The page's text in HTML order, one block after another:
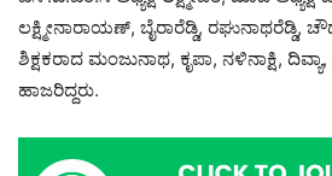
ಲಕ್ಷ್ಮೀನಾರಾಯಣ್, ಬೈರಾರೆಡ್ಡಿ, ರಘುನಾಥರೆಡ್ಡಿ,
ಶಿಕ್ಷಕರಾದ ಮಂಜುನಾಥ, ಕೃಪಾ, ನಳಿನಾಕ್ಷಿ,
ಹಾಜರಿದ್ದರು.